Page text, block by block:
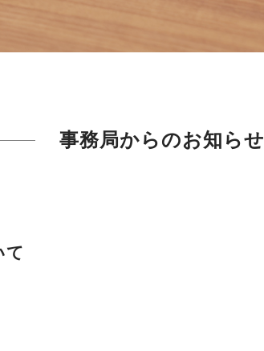
事務局からのお知らせ
て